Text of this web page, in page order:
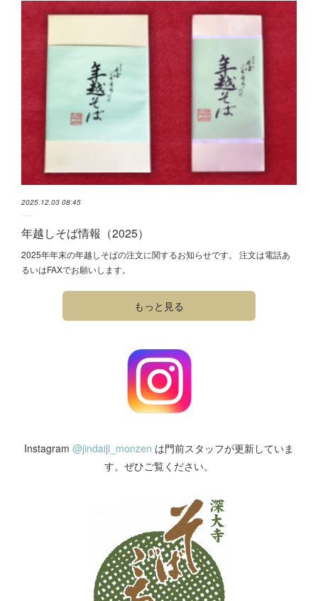
2025.12.03 08:45
年越しそば情報（2025）
2025年年末の年越しそばの注文に関するお知らせです。 注文は電話あ
るいはFAXでお願いします。
もっと見る
Instagram @jindaiji_monzen は門前スタッフが更新していま
す。ぜひご覧ください。